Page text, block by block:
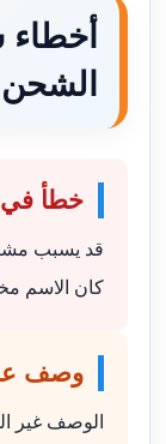
الشحن
خطأ في
قد يسبب
كان الاسم
وصف
الوصف غير